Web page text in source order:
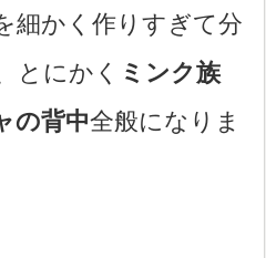
細かく作りすぎて分
とにかく ミンク族
の背中全般になりま